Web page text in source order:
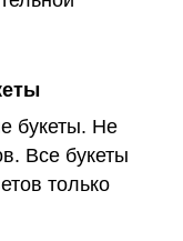
букеты. Не
Все букеты
только